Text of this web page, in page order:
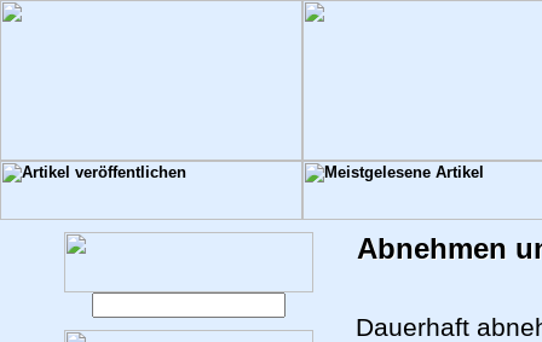
Abnehmen
Dauerhaft